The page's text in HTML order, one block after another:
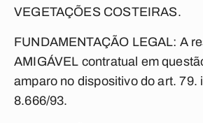
VEGETAÇÕES COSTEIRAS.
FUNDAMENTAÇÃO LEGAL: A
AMIGÁVEL contratual em
amparo no dispositivo do art. 79.
8.666/93.